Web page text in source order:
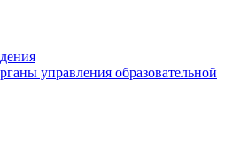
управления образовательной